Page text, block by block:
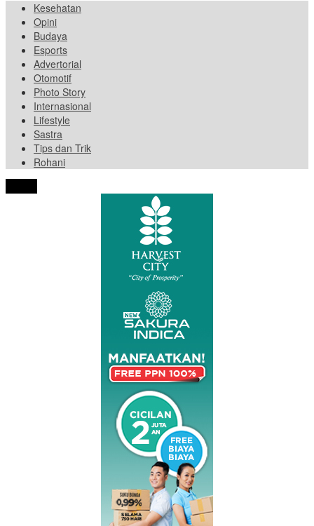
Kesehatan
Opini
Budaya
Esports
Advertorial
Otomotif
Photo Story
Internasional
Lifestyle
Sastra
Tips dan Trik
Rohani